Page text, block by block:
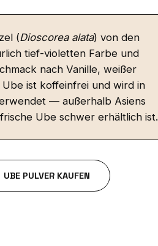
(Dioscorea alata) von den
tief-violetten Farbe und
nach Vanille, weißer
Ube ist koffeinfrei und wird in
— außerhalb Asiens
Ube schwer erhältlich ist.
UBE PULVER KAUFEN